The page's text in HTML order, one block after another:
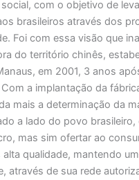
com o objetivo de
brasileiros através dos
Foi com essa visão que
do território chinês,
em 2001, 3 anos
a implantação da
mais a determinação da
a lado do povo brasileiro,
mas sim ofertar ao
qualidade, mantendo
através de sua rede